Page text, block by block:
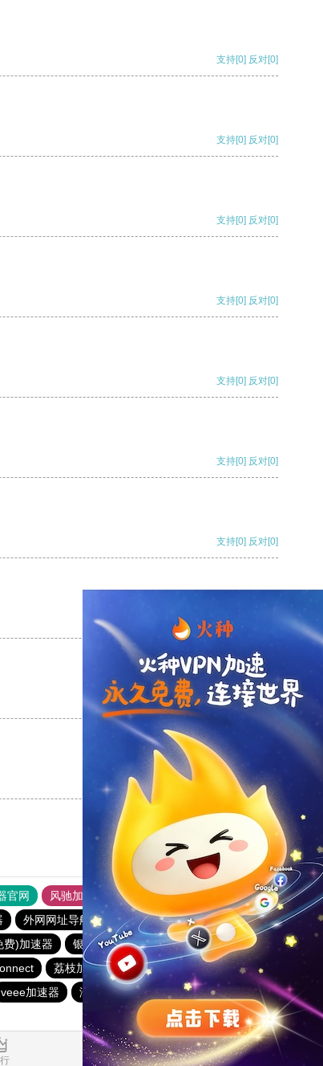
支持[0] 反对[0]
支持[0] 反对[0]
支持[0] 反对[0]
支持[0] 反对[0]
支持[0] 反对[0]
支持[0] 反对[0]
支持[0] 反对[0]
支持
支持[0] 反对[0]
支持[0] 反对[0]
官网 风驰加速器
旋风加速器
外网网址导航 软件中心
anyconnect
费)加速器 银河加速器
白鲸加速器
荔枝加速器 银河加速器
原子加速器
veee加速器 海外梯子官网
蜜蜂加速器
推荐